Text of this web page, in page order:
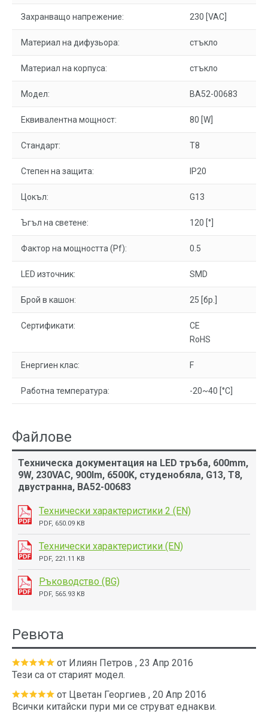
Захранващо напрежение: 230 [VAC]
Материал на дифузьора: стъкло
Материал на корпуса: стъкло
Модел: BA52-00683
Еквивалентна мощност: 80 [W]
Стандарт: T8
Степен на защита: IP20
Цокъл: G13
Ъгъл на светене: 120 [°]
Фактор на мощността (Pf): 0.5
LED източник: SMD
Брой в кашон: 25 [бр.]
Сертификати:
CE
RoHS
Енергиен клас: F
Работна температура: -20~40 [°C]
Файлове
Техническа документация на LED тръба, 600mm,
9W, 230VAC, 900lm, 6500K, студенобяла, G13, T8,
двустранна, BA52-00683
Технически характеристики 2 (EN)
PDF, 650.09 KB
Технически характеристики (EN)
PDF, 221.11 KB
Ръководство (BG)
PDF, 565.93 KB
Ревюта
от Илиян Петров , 23 Апр 2016
Тези са от старият модел.
от Цветан Георгиев , 20 Апр 2016
Всички китайски пури ми се струват еднакви.